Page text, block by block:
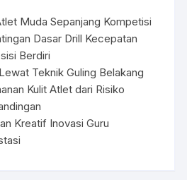
Muda Sepanjang Kompetisi
Dasar Drill Kecepatan
Berdiri
Teknik Guling Belakang
Kulit Atlet dari Risiko
Kreatif Inovasi Guru